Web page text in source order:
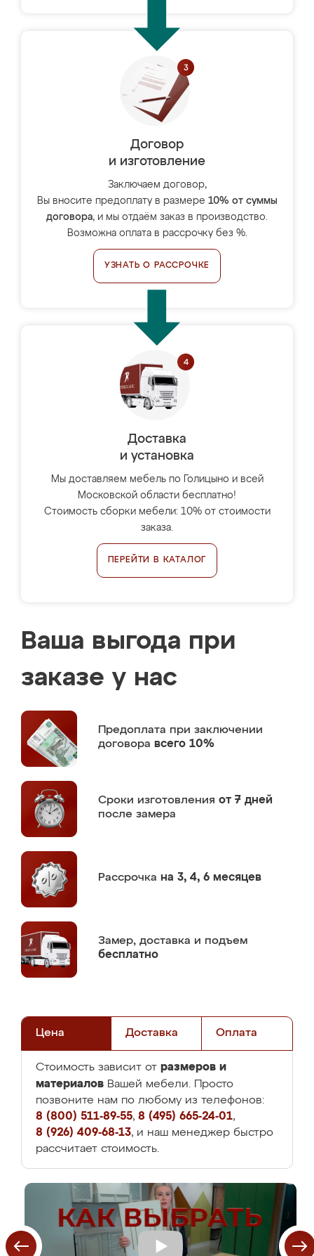
Договор
и изготовление
Заключаем договор,
Вы вносите предоплату в размере 10% от суммы
договора, и мы отдаём заказ в производство.
Возможна оплата в рассрочку без %.
УЗНАТЬ О РАССРОЧКЕ
Доставка
и установка
Мы доставляем мебель по Голицыно и всей
Московской области бесплатно!
Стоимость сборки мебели: 10% от стоимости
заказа.
ПЕРЕЙТИ В КАТАЛОГ
Ваша выгода при
заказе у нас
Предоплата при заключении
договора всего 10%
Сроки изготовления от 7 дней
после замера
Рассрочка на 3, 4, 6 месяцев
Замер, доставка и подъем
бесплатно
Цена Доставка Оплата
Стоимость зависит от размеров и
материалов Вашей мебели. Просто
позвоните нам по любому из телефонов:
8 (800) 511-89-55, 8 (495) 665-24-01,
8 (926) 409-68-13, и наш менеджер быстро
рассчитает стоимость.